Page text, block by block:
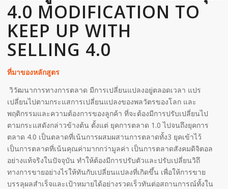
4.0 MODIFICATION TO
KEEP UP WITH
SELLING 4.0
ที่มาของหลักสูตร
วิวัฒนาการทางการตลาด มีการเปลี่ยนแปลงอยู่ตลอดเวลา แปร
เปลี่ยนไปตามกระแสการเปลี่ยนแปลงของพลวัตรของโลก และ
พฤติกรรมและความต้องการของลูกค้า ที่จะต้องมีการปรับเปลี่ยนไป
ตามกระแสดังกล่าวข้างต้น ตั้งแต่ ยุคการตลาด 1.0 ไปจนถึงยุคการ
ตลาด 4.0 เป็นตลาดที่เน้นการผสมผสานการตลาดทั้ง3 ยุคเข้าไว้
เป็นการตลาดที่เน้นคุณค่ามากกว่ามูลค่า เป็นการตลาดสังคมดิจิตอล
อย่างแท้จริงในปัจจุบัน ทำให้ต้องมีการปรับตัวและปรับเปลี่ยนวิถึ
ทางการขายอย่างไรให้ทันกับเปลี่ยนแปลงที่เกิดขึ้น เพื่อให้การขาย
บรรลุผลสำเร็จและเป้าหมายได้อย่างรวดเร็วทันต่อสถานการณ์ทั้งใน